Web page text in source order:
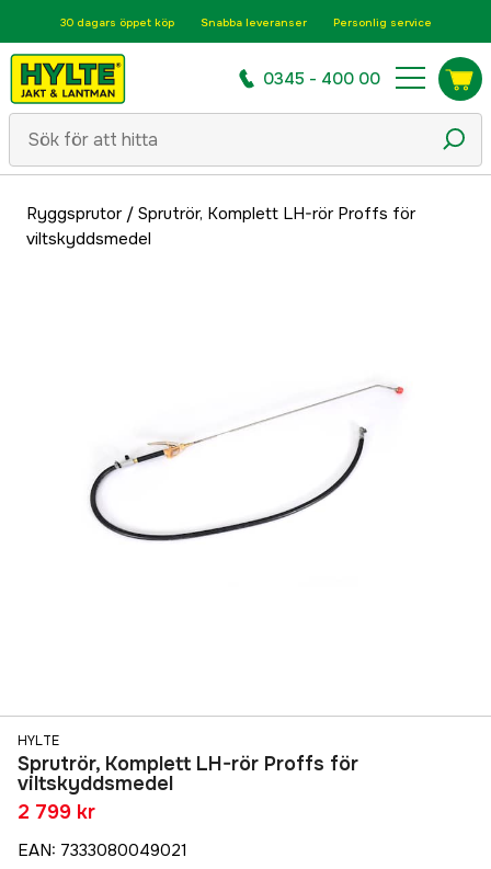
30 dagars öppet köp Snabba leveranser Personlig service
0345 - 400 00
Ryggsprutor/ Sprutrör, Komplett LH-rör Proffs för
viltskyddsmedel
HYLTE
Sprutrör, Komplett LH-rör Proffs för
viltskyddsmedel
2 799 kr
EAN: 7333080049021